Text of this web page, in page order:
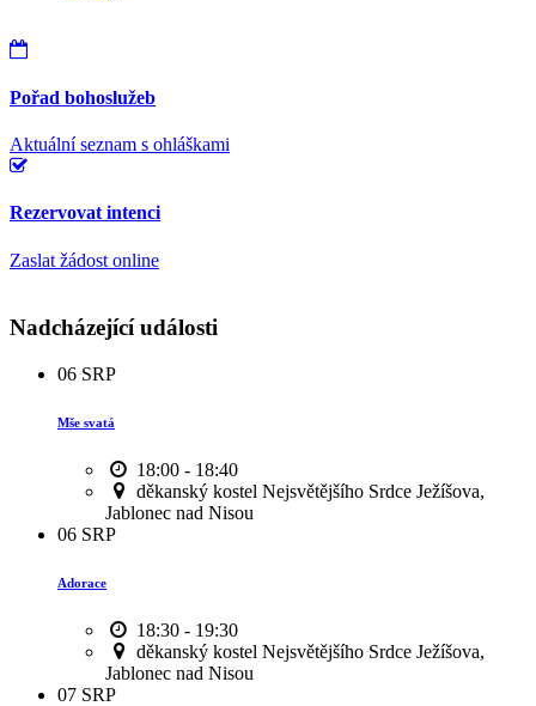
Pořad bohoslužeb
Aktuální seznam s ohláškami
Rezervovat intenci
Zaslat žádost online
Nadcházející události
06 SRP
Mše svatá
18:00 - 18:40
děkanský kostel Nejsvětějšího Srdce Ježíšova,
Jablonec nad Nisou
06 SRP
Adorace
18:30 - 19:30
děkanský kostel Nejsvětějšího Srdce Ježíšova,
Jablonec nad Nisou
07 SRP